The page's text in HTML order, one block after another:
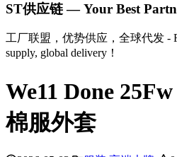
ST供应链 — Your Best
工厂联盟，优势供应，全球代发 -
supply, global delivery！
We11 Done
棉服外套